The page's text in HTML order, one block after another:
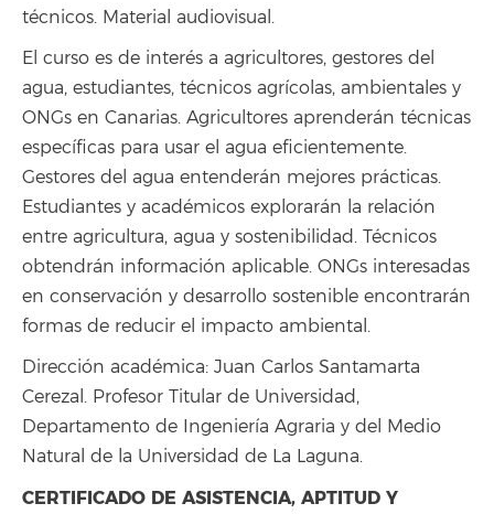
técnicos. Material audiovisual.
El curso es de interés a agricultores, gestores del
agua, estudiantes, técnicos agrícolas, ambientales y
ONGs en Canarias. Agricultores aprenderán técnicas
específicas para usar el agua eficientemente.
Gestores del agua entenderán mejores prácticas.
Estudiantes y académicos explorarán la relación
entre agricultura, agua y sostenibilidad. Técnicos
obtendrán información aplicable. ONGs interesadas
en conservación y desarrollo sostenible encontrarán
formas de reducir el impacto ambiental.
Dirección académica: Juan Carlos Santamarta
Cerezal. Profesor Titular de Universidad,
Departamento de Ingeniería Agraria y del Medio
Natural de la Universidad de La Laguna.
CERTIFICADO DE ASISTENCIA, APTITUD Y